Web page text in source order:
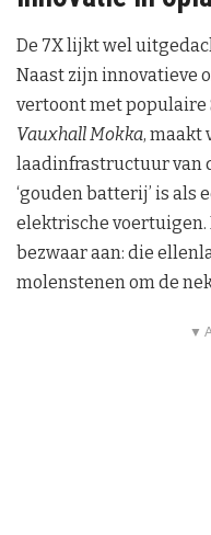
De 7X lijkt wel
Naast zijn innovatieve
vertoont met populaire
Vauxhall Mokka, maakt
laadinfrastructuur van
‘gouden batterij’ is als
elektrische
bezwaar aan: die
molenstenen om de
▼